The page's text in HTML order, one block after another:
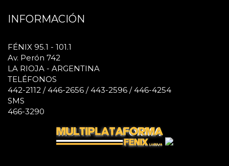
INFORMACIÓN
FÉNIX 95.1 - 101.1
Av. Perón 742
LA RIOJA - ARGENTINA
TELÉFONOS
442-2112 / 446-2656 / 443-2596 / 446-4254
SMS
466-3290